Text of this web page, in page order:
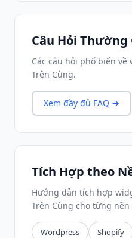
Câu Hỏi Thường
Các câu hỏi phổ biến
Trên Cùng.
Xem đầy đủ FAQ →
Tích Hợp theo
Hướng dẫn tích hợp
Trên Cùng cho từng
Wordpress Shopify